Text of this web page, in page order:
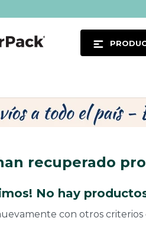
recuperado
No hay
con otros criterios